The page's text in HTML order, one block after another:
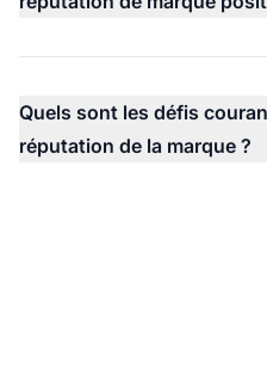
Quels sont les défis
réputation de la marque ?